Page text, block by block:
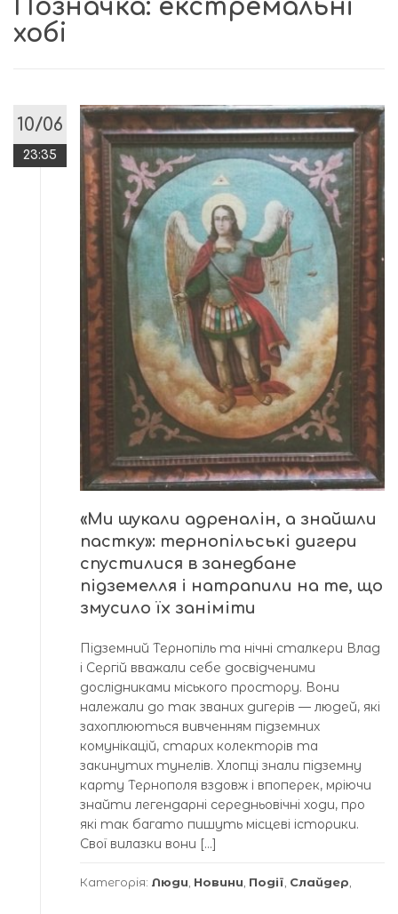
Позначка: екстремальні
хобі
10/06
23:35
«Ми шукали адреналін, а знайшли
пастку»: тернопільські дигери
спустилися в занедбане
підземелля і натрапили на те, що
змусило їх заніміти
Підземний Тернопіль та нічні сталкери Влад
і Сергій вважали себе досвідченими
дослідниками міського простору. Вони
належали до так званих дигерів — людей, які
захоплюються вивченням підземних
комунікацій, старих колекторів та
закинутих тунелів. Хлопці знали підземну
карту Тернополя вздовж і впоперек, мріючи
знайти легендарні середньовічні ходи, про
які так багато пишуть місцеві історики.
Свої вилазки вони […]
Категорія: Люди Новини Події Слайдер